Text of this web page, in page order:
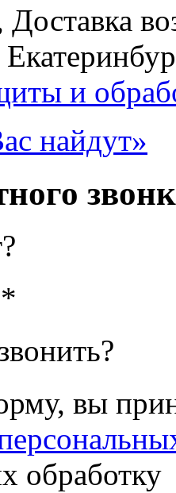
и
найдут»
*
вы
обработку